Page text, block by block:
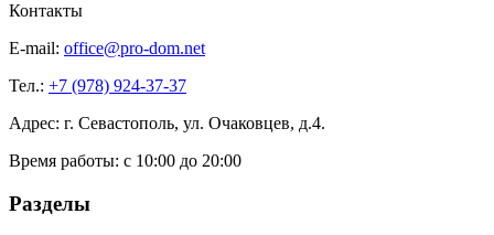
Контакты
E-mail: office@pro-dom.net
Тел.: +7 (978) 924-37-37
Адрес: г. Севастополь, ул. Очаковцев, д.4.
Время работы: с 10:00 до 20:00
Разделы